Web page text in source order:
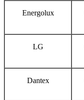
Energolux
LG
Dantex